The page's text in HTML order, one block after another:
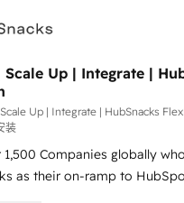
Performance Award
Award 🏆2013 HubSpot
in 1997
websites,
advertising, campaigns,
experiences. With
ideas and can-do
growth on a daily basis. So tell us
our passionate and
Scale Up | Integrate |
Up | Integrate | HubSnacks
装
Companies globally
as their on-ramp to